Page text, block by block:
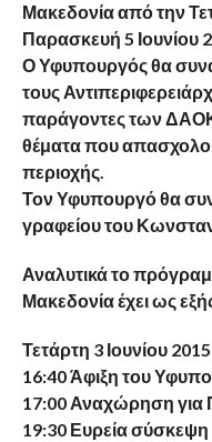
Μακεδονία από την
Παρασκευή 5 Ιουνίου
Ο Υφυπουργός θα
τους
παράγοντες των
θέματα που
περιοχής.
Τον Υφυπουργό θα
γραφείου του
Αναλυτικά το
Μακεδονία έχει ως
Τετάρτη 3 Ιουνίου 2015
16:40 Άφιξη του
17:00 Αναχώρηση για
19:30 Ευρεία σύσκεψη